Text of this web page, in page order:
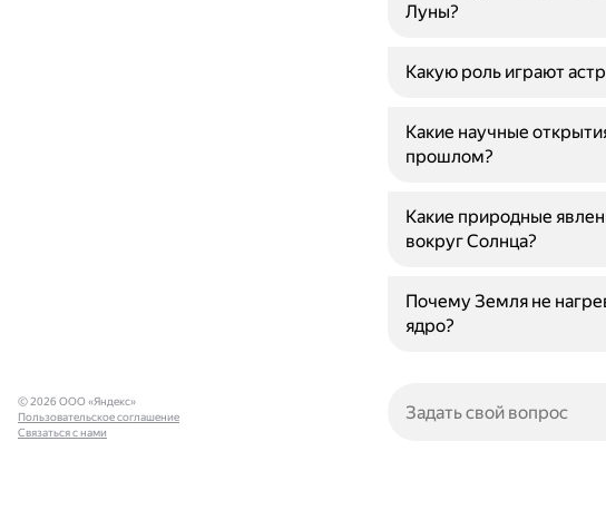
Луны?
Какую роль играют
Какие научные
прошлом?
Какие природные
вокруг Солнца?
Почему Земля не
ядро?
© 2026 ООО «Яндекс»
Пользовательское соглашение
Связаться с нами